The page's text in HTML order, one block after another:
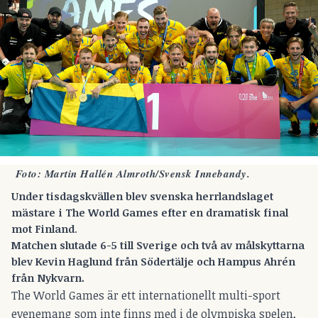
Foto: Martin Hallén Almroth/Svensk Innebandy.
Under tisdagskvällen blev svenska herrlandslaget
mästare i The World Games efter en dramatisk final
mot Finland.
Matchen slutade 6-5 till Sverige och två av målskyttarna
blev Kevin Haglund från Södertälje och Hampus Ahrén
från Nykvarn.
The World Games är ett internationellt multi-sport
evenemang som inte finns med i de olympiska spelen,